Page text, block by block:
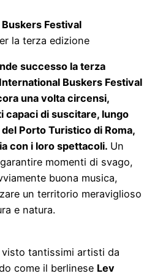
Festival
la terza edizione
successo la terza
Buskers Festival
una volta circensi,
capaci di suscitare, lungo
Porto Turistico di Roma,
con i loro spettacoli. Un
momenti di svago,
buona musica,
un territorio meraviglioso
e natura.
visto tantissimi artisti da
come il berlinese Lev